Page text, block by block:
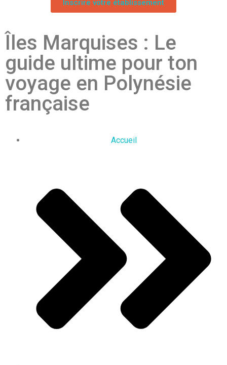
Inscrire votre établissement
Îles Marquises : Le
guide ultime pour ton
voyage en Polynésie
française
Accueil